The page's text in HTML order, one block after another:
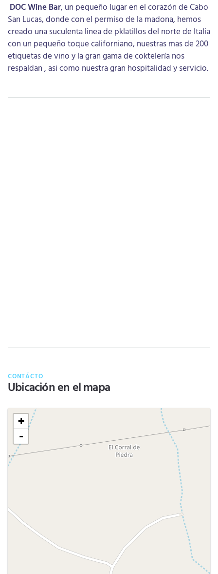
DOC Wine Bar, un pequeño lugar en el corazón de Cabo
San Lucas, donde con el permiso de la madona, hemos
creado una suculenta linea de pklatillos del norte de Italia
con un pequeño toque californiano, nuestras mas de 200
etiquetas de vino y la gran gama de coktelería nos
respaldan , asi como nuestra gran hospitalidad y servicio.
CONTÁCTO
Ubicación en el mapa
+
-